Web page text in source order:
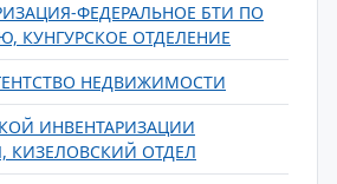
ФЕДЕРАЛЬНОЕ БТИ ПО
КУНГУРСКОЕ ОТДЕЛЕНИЕ
НЕДВИЖИМОСТИ
ИНВЕНТАРИЗАЦИИ
КИЗЕЛОВСКИЙ ОТДЕЛ